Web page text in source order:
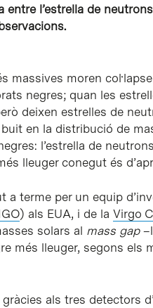
entre l’estrella de
massives moren
negres; quan les
deixen estrelles de
en la distribució de
l’estrella de
lleuger conegut és
a terme per un equip
) als EUA, i de la Virgo
solars al mass gap
més lleuger, segons
als tres detectors